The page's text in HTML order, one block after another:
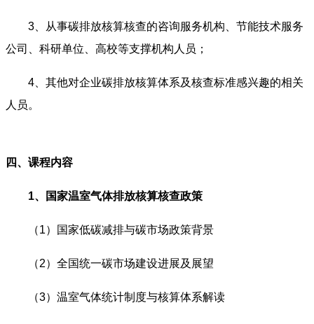
3、从事碳排放核算核查的咨询服务机构、节能技术服务
公司、科研单位、高校等支撑机构人员；
4、其他对企业碳排放核算体系及核查标准感兴趣的相关
人员。
四、课程内容
1、 国家温室气体排放核算核查政策
（1）国家低碳减排与碳市场政策背景
（2） 全国统一碳市场建设进展及展望
（3） 温室气体统计制度与核算体系解读